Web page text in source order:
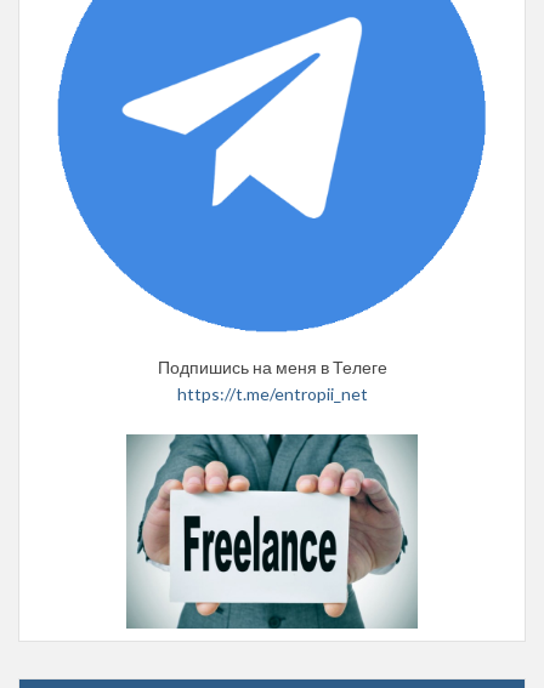
Подпишись на меня в Телеге
https://t.me/entropii_net